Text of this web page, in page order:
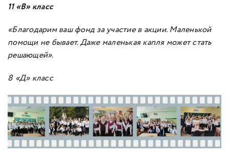
11 «В» класс
«Благодарим ваш фонд за участие в акции. Маленькой
помощи не бывает. Даже маленькая капля может стать
решающей».
8 «Д» класс